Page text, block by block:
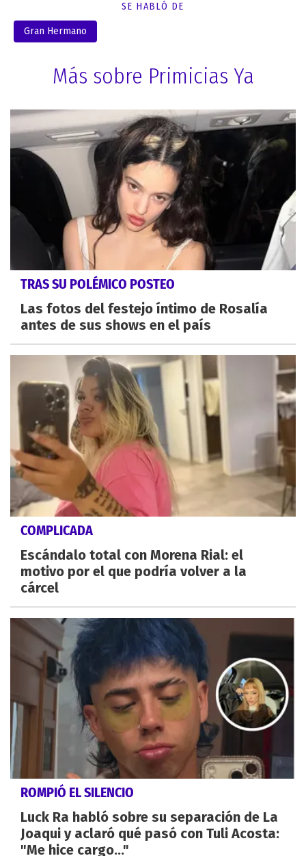
SE HABLÓ DE
Gran Hermano
Más sobre Primicias Ya
TRAS SU POLÉMICO POSTEO
Las fotos del festejo íntimo de Rosalía
antes de sus shows en el país
COMPLICADA
Escándalo total con Morena Rial: el
motivo por el que podría volver a la
cárcel
ROMPIÓ EL SILENCIO
Luck Ra habló sobre su separación de La
Joaqui y aclaró qué pasó con Tuli Acosta:
"Me hice cargo..."